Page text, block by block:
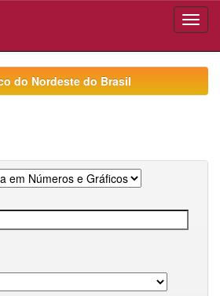
do Nordeste do Brasil